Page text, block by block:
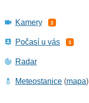
Kamery 2
Počasí u vás 3
Radar
Meteostanice (mapa)